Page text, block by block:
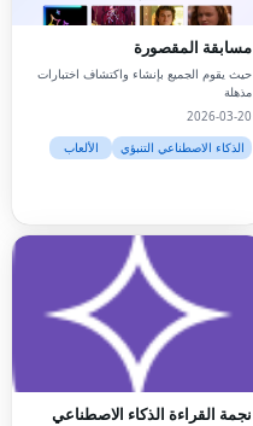
مسابقة المقصورة
حيث يقوم الجميع بإنشاء واكتشاف اختبارات
مذهلة
2026-03-20
الذكاء الاصطناعي التنبؤي
الألعاب
نجمة القراءة الذكاء الاصطناعي